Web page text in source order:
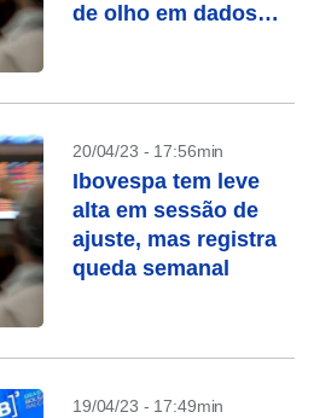
de olho em dados
20/04/23 - 17:56min
Ibovespa tem leve
alta em sessão de
ajuste, mas registra
queda semanal
19/04/23 - 17:49min